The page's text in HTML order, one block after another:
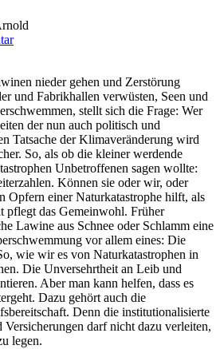
nieder gehen und Zerstörung
und Fabrikhallen verwüsten, Seen und
stellt sich die Frage: Wer
der nun auch politisch und
Tatsache der Klimaveränderung wird
So, als ob die kleiner werdende
Unbetroffenen sagen wollte:
Können sie oder wir, oder
Opfern einer Naturkatastrophe hilft, als
pflegt das Gemeinwohl. Früher
Lawine aus Schnee oder Schlamm eine
vor allem eines: Die
wie wir es von Naturkatastrophen in
Die Unversehrtheit an Leib und
Aber man kann helfen, dass es
Dazu gehört auch die
Denn die institutionalisierte
Versicherungen darf nicht dazu verleiten,
legen.